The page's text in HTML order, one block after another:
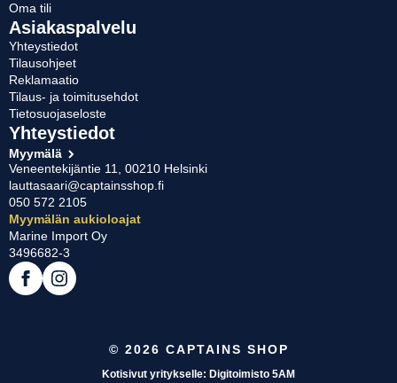
Oma tili
Asiakaspalvelu
Yhteystiedot
Tilausohjeet
Reklamaatio
Tilaus- ja toimitusehdot
Tietosuojaseloste
Yhteystiedot
Myymälä
Veneentekijäntie 11, 00210 Helsinki
lauttasaari@captainsshop.fi
050 572 2105
Myymälän aukioloajat
Marine Import Oy
3496682-3
© 2026 CAPTAINS SHOP
Kotisivut yritykselle: Digitoimisto 5AM